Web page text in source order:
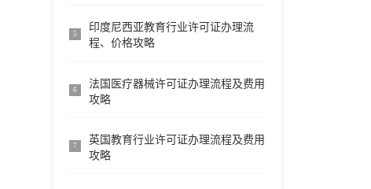
5
印度尼西亚教育行业许可证办理流
程、价格攻略
6
法国医疗器械许可证办理流程及费用
攻略
7
英国教育行业许可证办理流程及费用
攻略